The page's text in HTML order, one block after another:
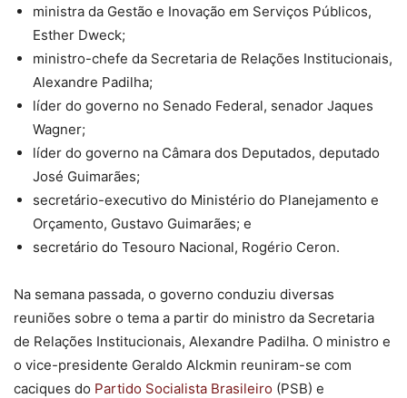
ministra da Gestão e Inovação em Serviços Públicos,
Esther Dweck;
ministro-chefe da Secretaria de Relações Institucionais,
Alexandre Padilha;
líder do governo no Senado Federal, senador Jaques
Wagner;
líder do governo na Câmara dos Deputados, deputado
José Guimarães;
secretário-executivo do Ministério do Planejamento e
Orçamento, Gustavo Guimarães; e
secretário do Tesouro Nacional, Rogério Ceron.
Na semana passada, o governo conduziu diversas
reuniões sobre o tema a partir do ministro da Secretaria
de Relações Institucionais, Alexandre Padilha. O ministro e
o vice-presidente Geraldo Alckmin reuniram-se com
caciques do Partido Socialista Brasileiro (PSB) e